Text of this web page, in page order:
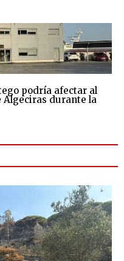
podría afectar al
durante la